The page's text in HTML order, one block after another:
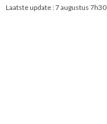
Laatste update :7 augustus 7h30